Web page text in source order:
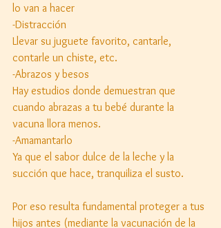
lo van a hacer
-Distracción
Llevar su juguete favorito, cantarle,
contarle un chiste, etc.
-Abrazos y besos
Hay estudios donde demuestran que
cuando abrazas a tu bebé durante la
vacuna llora menos.
-Amamantarlo
Ya que el sabor dulce de la leche y la
succión que hace, tranquiliza el susto.
Por eso resulta fundamental proteger a tus
hijos antes (mediante la vacunación de la